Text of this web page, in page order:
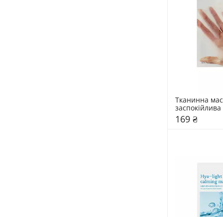
Тканинна
заспокійлива
Dr. Althea 35
169 ₴